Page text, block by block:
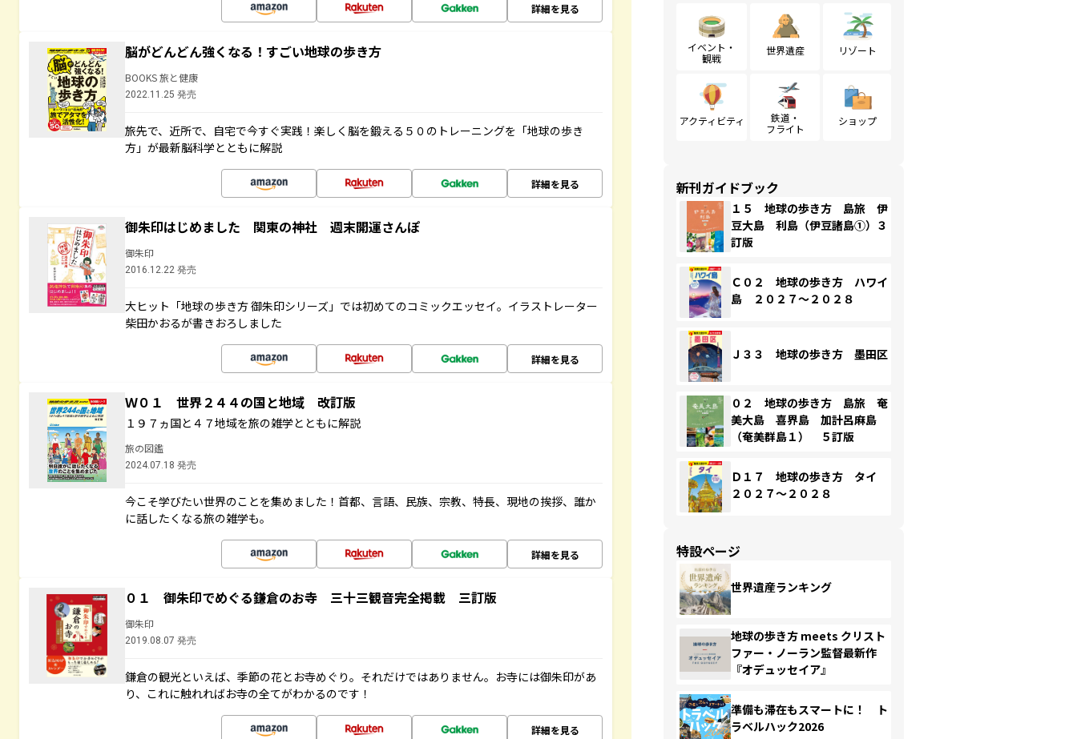
詳細を見る
脳がどんどん強くなる！すごい地球の歩き方
BOOKS 旅と健康
2022.11.25 発売
旅先で、近所で、自宅で今すぐ実践！楽しく脳を鍛える５０のトレーニングを「地球の歩き
方」が最新脳科学とともに解説
詳細を見る
御朱印はじめました 関東の神社 週末開運さんぽ
御朱印
2016.12.22 発売
大ヒット「地球の歩き方 御朱印シリーズ」では初めてのコミックエッセイ。イラストレーター
柴田かおるが書きおろしました
詳細を見る
Ｗ０１ 世界２４４の国と地域 改訂版
１９７ヵ国と４７地域を旅の雑学とともに解説
旅の図鑑
2024.07.18 発売
今こそ学びたい世界のことを集めました！首都、言語、民族、宗教、特長、現地の挨拶、誰か
に話したくなる旅の雑学も。
詳細を見る
０１ 御朱印でめぐる鎌倉のお寺 三十三観音完全掲載 三訂版
御朱印
2019.08.07 発売
鎌倉の観光といえば、季節の花とお寺めぐり。それだけではありません。お寺には御朱印があ
り、これに触れればお寺の全てがわかるのです！
詳細を見る
イベント・
観戦
世界遺産 リゾート
アクティビティ
鉄道・
フライト
ショップ
新刊ガイドブック
１５ 地球の歩き方 島旅 伊
豆大島 利島（伊豆諸島①）３
訂版
Ｃ０２ 地球の歩き方 ハワイ
島 ２０２７～２０２８
Ｊ３３ 地球の歩き方 墨田区
０２ 地球の歩き方 島旅 奄
美大島 喜界島 加計呂麻島
（奄美群島１） ５訂版
Ｄ１７ 地球の歩き方 タイ
２０２７～２０２８
特設ページ
世界遺産ランキング
地球の歩き方 meets クリスト
ファー・ノーラン監督最新作
『オデュッセイア』
準備も滞在もスマートに！ ト
ラベルハック2026